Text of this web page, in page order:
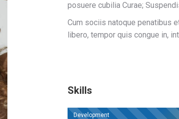
posuere cubilia Curae;
Cum sociis natoque penatibus
libero, tempor quis congue in,
Skills
Development